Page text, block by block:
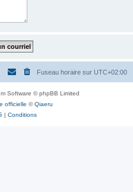
Fuseau horaire sur UTC+02:00
Software © phpBB Limited
officielle ©Qiaeru
| Conditions